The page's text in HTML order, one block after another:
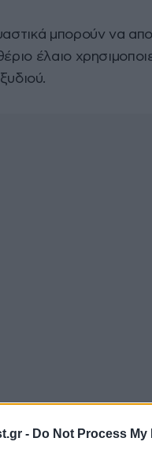
- Do Not Process
μπορούν να
έλαιο